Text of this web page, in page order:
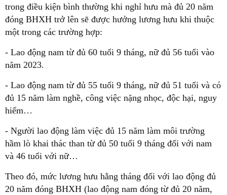
trong điều kiện bình thường khi nghỉ hưu mà đủ 20 năm
đóng BHXH trở lên sẽ được hưởng lương hưu khi thuộc
một trong các trường hợp:
- Lao động nam từ đủ 60 tuổi 9 tháng, nữ đủ 56 tuổi vào
năm 2023.
- Lao động nam từ đủ 55 tuổi 9 tháng, nữ đủ 51 tuổi và có
đủ 15 năm làm nghề, công việc nặng nhọc, độc hại, nguy
hiểm…
- Người lao động làm việc đủ 15 năm làm môi trường
hầm lò khai thác than từ đủ 50 tuổi 9 tháng đối với nam
và 46 tuổi với nữ…
Theo đó, mức lương hưu hằng tháng đối với lao động đủ
20 năm đóng BHXH (lao động nam đóng từ đủ 20 năm,